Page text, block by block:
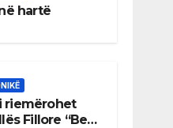
hartë
riemërohet
Fillore “Bedri